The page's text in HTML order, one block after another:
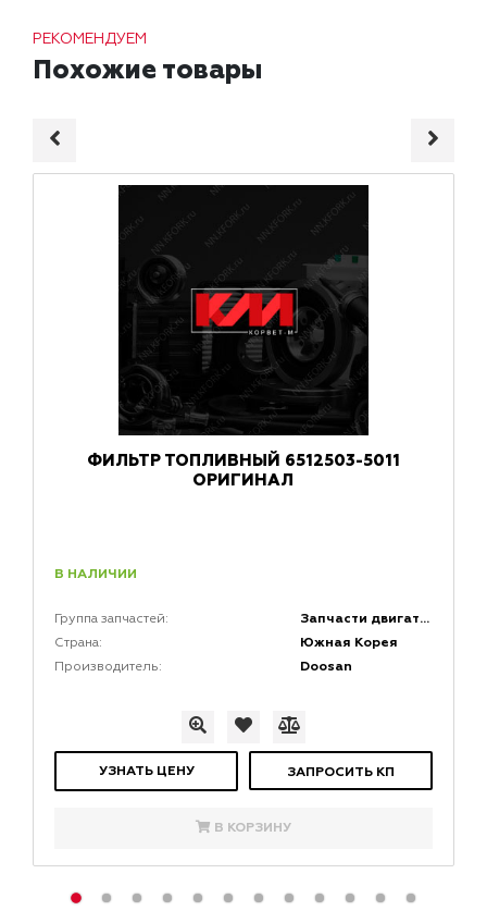
РЕКОМЕНДУЕМ
Похожие товары
ФИЛЬТР ТОПЛИВНЫЙ 6512503-5011
ОРИГИНАЛ
В НАЛИЧИИ
Группа запчастей: Запчасти двигателей
Страна: Южная Корея
Производитель: Doosan
УЗНАТЬ ЦЕНУ ЗАПРОСИТЬ КП
В КОРЗИНУ